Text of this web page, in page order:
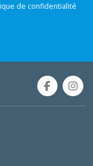
de confidentialité